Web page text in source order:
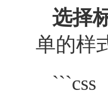
选择
单的样
```css